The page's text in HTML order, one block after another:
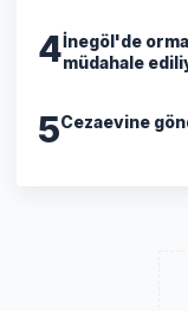
4İnegöl'de
müdahale
5Cezaevine